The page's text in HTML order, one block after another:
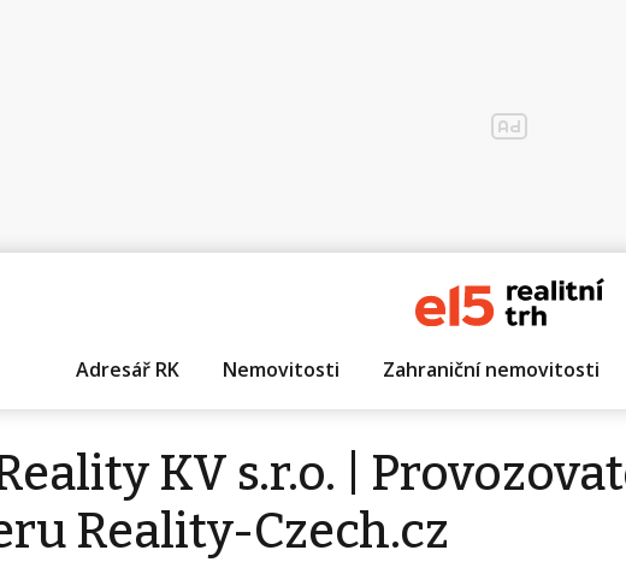
Adresář RK Nemovitosti Zahraniční nemovitosti
KV s.r.o. |
Reality-Czech.cz